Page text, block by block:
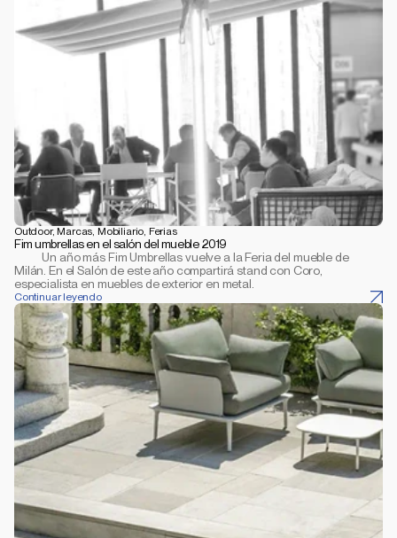
Outdoor, Marcas, Mobiliario, Ferias
Fim umbrellas en el salón del mueble 2019
           Un año más Fim Umbrellas vuelve a la Feria del mueble de
Milán. En el Salón de este año compartirá stand con Coro,
especialista en muebles de exterior en metal.
Continuar leyendo